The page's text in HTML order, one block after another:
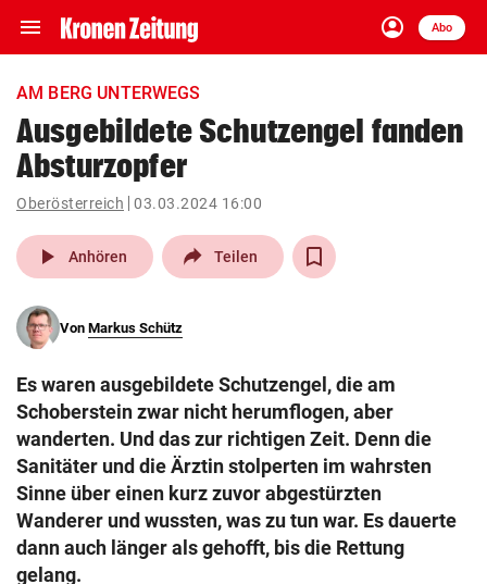
menu Navigation
ein-/ausklappen
account_circle
Anmelden
Abo
close Schließen
account_circle Anmelden
pin_drop
Wien arrow_right
search
eingeben
© Krone Multimedia GmbH & Co KG 2026
Muthgasse 2, 1190 Wien
AM BERG UNTERWEGS
Ausgebildete Schutzengel fanden
Absturzopfer
Oberösterreich 03.03.2024 16:00
play_arrow Anhören Teilen
Von Markus Schütz
Es waren ausgebildete Schutzengel, die am
Schoberstein zwar nicht herumflogen, aber
wanderten. Und das zur richtigen Zeit. Denn die
Sanitäter und die Ärztin stolperten im wahrsten
Sinne über einen kurz zuvor abgestürzten
Wanderer und wussten, was zu tun war. Es dauerte
dann auch länger als gehofft, bis die Rettung
gelang.